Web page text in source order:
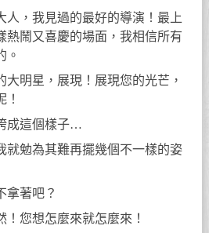
，我見過的最好的導演！最上
熱鬧又喜慶的場面，我相信所有
。
大明星，展現！展現您的光芒，
成這個樣子…
勉為其難再擺幾個不一樣的姿
拿著吧？
您想怎麼來就怎麼來！